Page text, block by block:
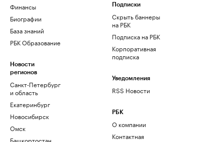
Финансы
Биографии
База знаний
РБК Образование
Новости
регионов
Санкт-Петербург
и область
Екатеринбург
Новосибирск
Омск
Башкортостан
Подписки
Скрыть баннеры
на РБК
Подписка на РБК
Корпоративная
подписка
Уведомления
RSS Новости
РБК
О компании
Контактная